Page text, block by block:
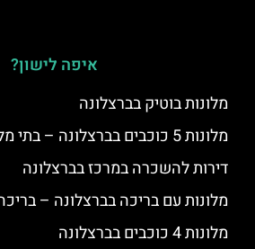
איפה לישון?
מלונות בוטיק בברצלונה
מלונות 5 כוכבים בברצלונה – בתי מלון יוקרתיים
דירות להשכרה במרכז בברצלונה
מלונות עם בריכה בברצלונה –
מלונות 4 כוכבים בברצלונה